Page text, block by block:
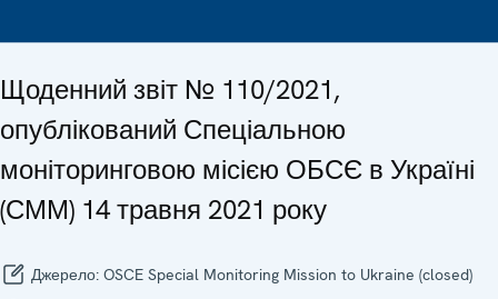
Щоденний звіт № 110/2021,
опублікований Спеціальною
моніторинговою місією ОБСЄ в Україні
(СММ) 14 травня 2021 року
Джерело: OSCE Special Monitoring Mission to Ukraine (closed)